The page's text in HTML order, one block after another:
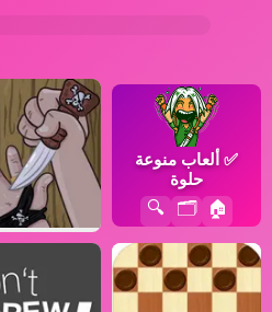
✅ ألعاب منوعة
حلوة
🏠
🗂️
🔍